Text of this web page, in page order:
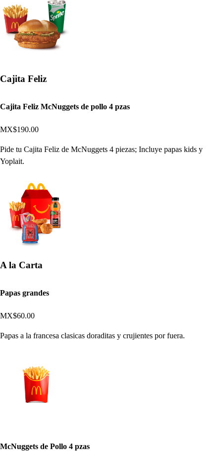
Cajita Feliz
Cajita Feliz McNuggets de pollo 4 pzas
MX$190.00
Pide tu Cajita Feliz de McNuggets 4 piezas; Incluye papas kids y
Yoplait.
A la Carta
Papas grandes
MX$60.00
Papas a la francesa clasicas doraditas y crujientes por fuera.
McNuggets de Pollo 4 pzas